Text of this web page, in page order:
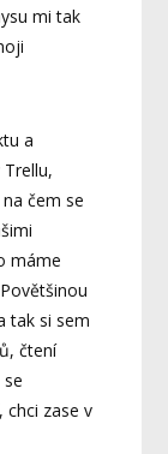
mi tak
a
čem se
máme
tak si sem
čtení
chci zase v